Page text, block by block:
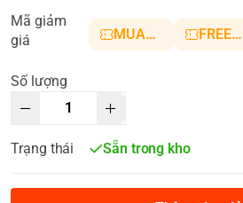
Mã giảm
giá
MUANHANH01 FREESHIP5
Số lượng
Trạng thái Sẵn trong kho